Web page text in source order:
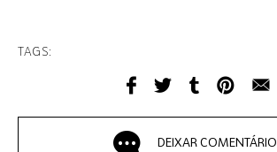
TAGS:
DEIXAR